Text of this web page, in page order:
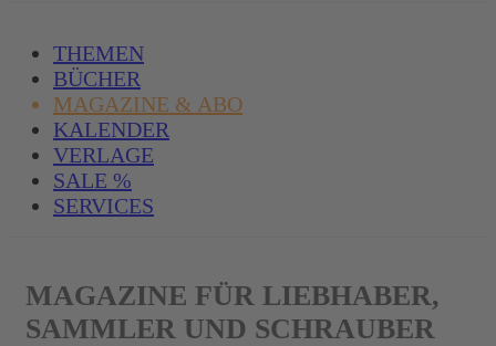
THEMEN
BÜCHER
MAGAZINE & ABO
KALENDER
VERLAGE
SALE %
SERVICES
MAGAZINE FÜR LIEBHABER,
SAMMLER UND SCHRAUBER